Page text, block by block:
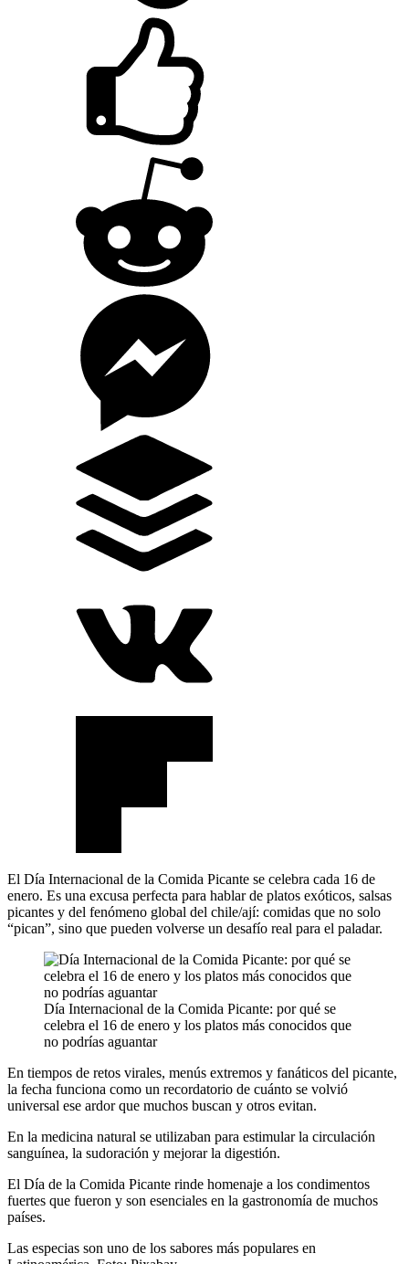
El Día Internacional de la Comida Picante se celebra cada 16 de
enero. Es una excusa perfecta para hablar de platos exóticos, salsas
picantes y del fenómeno global del chile/ají: comidas que no solo
“pican”, sino que pueden volverse un desafío real para el paladar.
Día Internacional de la Comida Picante: por qué se
celebra el 16 de enero y los platos más conocidos que
no podrías aguantar
En tiempos de retos virales, menús extremos y fanáticos del picante,
la fecha funciona como un recordatorio de cuánto se volvió
universal ese ardor que muchos buscan y otros evitan.
En la medicina natural se utilizaban para estimular la circulación
sanguínea, la sudoración y mejorar la digestión.
El Día de la Comida Picante rinde homenaje a los condimentos
fuertes que fueron y son esenciales en la gastronomía de muchos
países.
Las especias son uno de los sabores más populares en